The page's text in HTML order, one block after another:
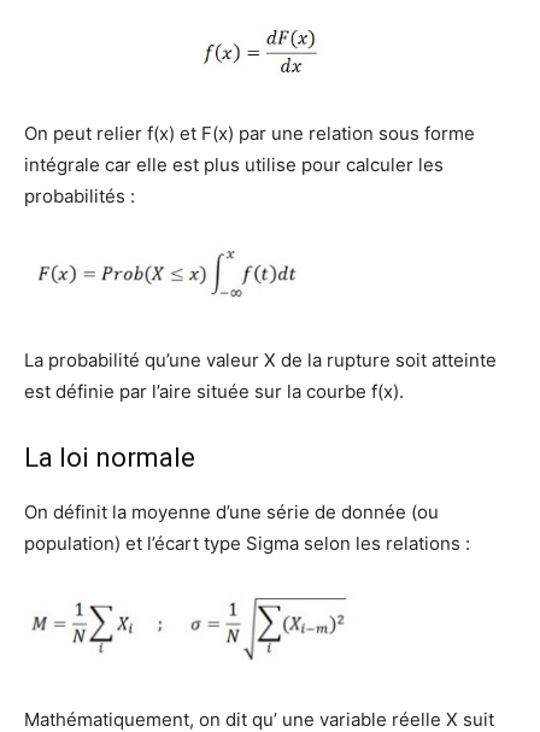
On peut relier f(x) et F(x) par une relation sous forme
intégrale car elle est plus utilise pour calculer les
probabilités :
La probabilité qu’une valeur X de la rupture soit atteinte
est définie par l’aire située sur la courbe f(x).
La loi normale
On définit la moyenne d’une série de donnée (ou
population) et l’écart type Sigma selon les relations :
Mathématiquement, on dit qu’ une variable réelle X suit